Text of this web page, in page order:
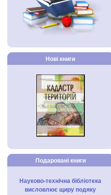
Нові книги
Подаровані книги
Науково-технічна бібліотека
висловлює щиру подяку